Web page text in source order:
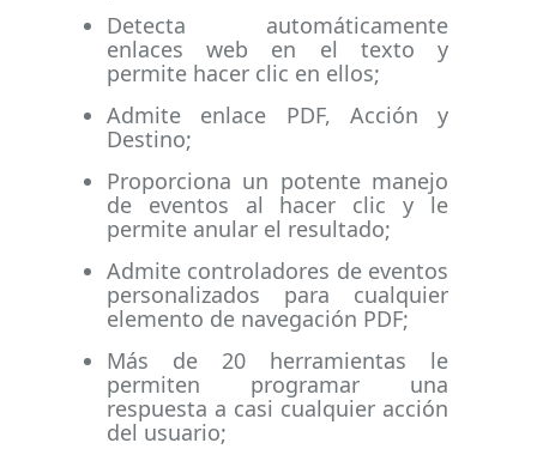
Detecta automáticamente
enlaces web en el texto y
permite hacer clic en ellos;
Admite enlace PDF, Acción y
Destino;
Proporciona un potente manejo
de eventos al hacer clic y le
permite anular el resultado;
Admite controladores de eventos
personalizados para cualquier
elemento de navegación PDF;
Más de 20 herramientas le
permiten programar una
respuesta a casi cualquier acción
del usuario;